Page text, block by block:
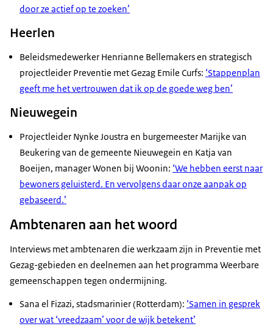
door ze actief op te zoeken’
Heerlen
Beleidsmedewerker Henrianne Bellemakers en strategisch
projectleider Preventie met Gezag Emile Curfs: ‘Stappenplan
geeft me het vertrouwen dat ik op de goede weg ben’
Nieuwegein
Projectleider Nynke Joustra en burgemeester Marijke van
Beukering van de gemeente Nieuwegein en Katja van
Boeijen, manager Wonen bij Woonin: ‘We hebben eerst naar
bewoners geluisterd. En vervolgens daar onze aanpak op
gebaseerd.’
Ambtenaren aan het woord
Interviews met ambtenaren die werkzaam zijn in Preventie met
Gezag-gebieden en deelnemen aan het programma Weerbare
gemeenschappen tegen ondermijning.
Sana el Fizazi, stadsmarinier (Rotterdam): ‘Samen in gesprek
over wat ‘vreedzaam’ voor de wijk betekent’